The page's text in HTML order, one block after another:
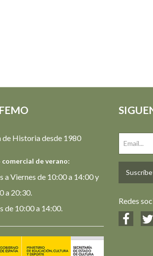
de Historia desde 1980
de verano:
a Viernes de 10:00 a 14:00 y
a 20:30.
de 10:00 a 14:00.
Redes